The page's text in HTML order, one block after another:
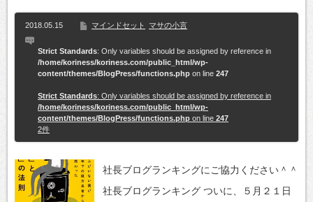
2018.05.15 マインドセット マサの小言
Strict Standards: Only variables should be assigned by reference in
/home/koriness/koriness.com/public_html/wp-
content/themes/BlogPress/functions.php on line 247
Strict Standards: Only variables should be assigned by reference in
/home/koriness/koriness.com/public_html/wp-
content/themes/BlogPress/functions.php on line 247
2件
社長ブログランキングにご協力ください＾＾
社長ブログランキング ついに、５月２１日